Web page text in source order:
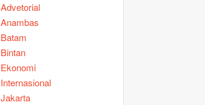
Advetorial
Anambas
Batam
Bintan
Ekonomi
Internasional
Jakarta